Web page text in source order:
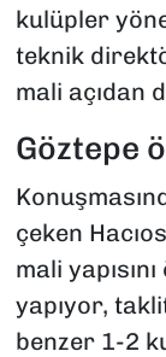
kulüpler
teknik
mali açıdan
Göztepe
çeken
mali
yapıyor,
benzer 1-2